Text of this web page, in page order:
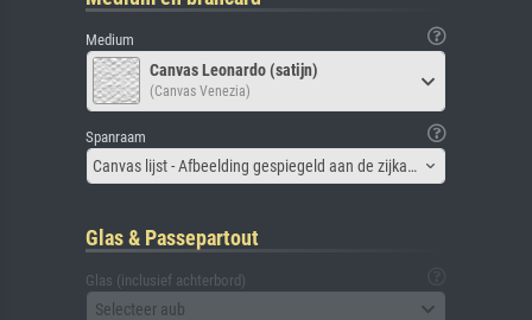
Medium
Canvas Leonardo (satijn)
(Canvas Venezia)
Spanraam
Canvas lijst - Afbeelding gespiegeld aan de zijkant
Glas & Passepartout
Glas (inclusief achterbord)
Selecteer aub